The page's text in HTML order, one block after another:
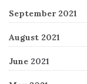
September 2021
August 2021
June 2021